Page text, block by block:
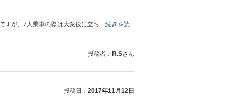
すが、7人乗車の際は大変役に立ち…続きを読
投稿者： R.Sさん
投稿日： 2017年11月12日